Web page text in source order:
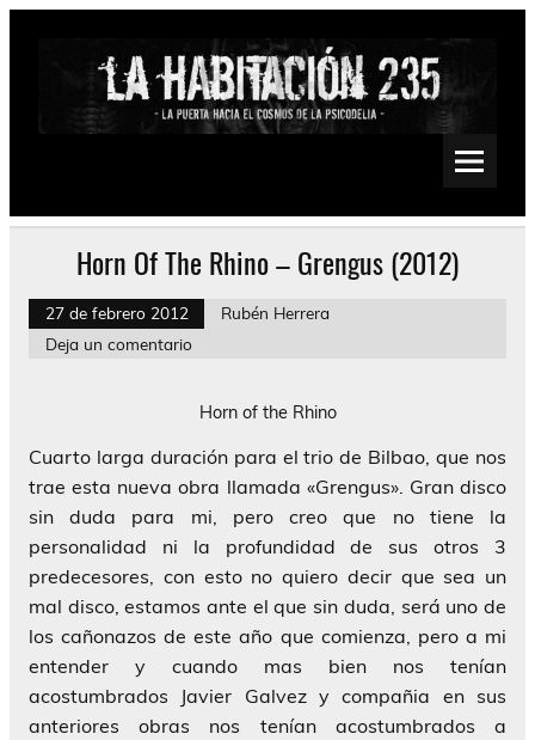
Saltar
Psychedelic, Stoner, Doom, Sludge, Fuzz, Space, Drone
Horn Of The Rhino – Grengus (2012)
27 de febrero 2012
Rubén Herrera
Deja un comentario
Horn of the Rhino
Cuarto larga duración para el trio de Bilbao, que nos
trae esta nueva obra llamada «Grengus». Gran disco
sin duda para mi, pero creo que no tiene la
personalidad ni la profundidad de sus otros 3
predecesores, con esto no quiero decir que sea un
mal disco, estamos ante el que sin duda, será uno de
los cañonazos de este año que comienza, pero a mi
entender y cuando mas bien nos tenían
acostumbrados Javier Galvez y compañia en sus
anteriores obras nos tenían acostumbrados a